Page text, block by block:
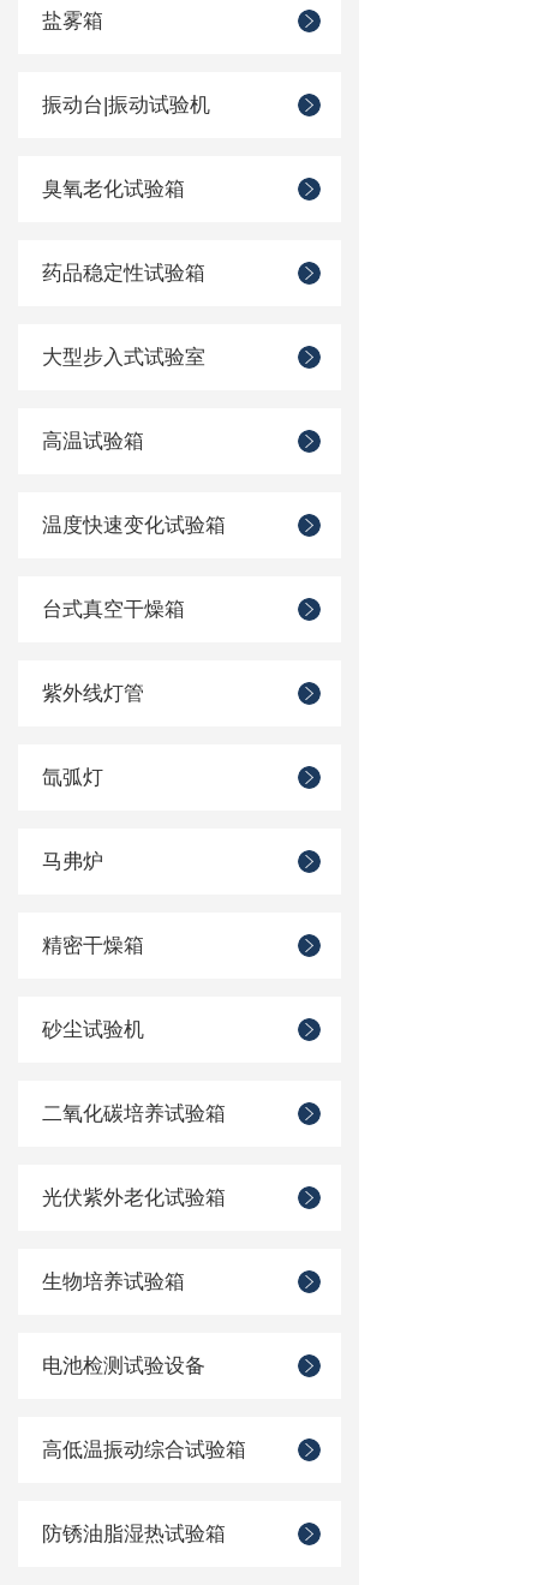
盐雾箱
振动台|振动试验机
臭氧老化试验箱
药品稳定性试验箱
大型步入式试验室
高温试验箱
温度快速变化试验箱
台式真空干燥箱
紫外线灯管
氙弧灯
马弗炉
精密干燥箱
砂尘试验机
二氧化碳培养试验箱
光伏紫外老化试验箱
生物培养试验箱
电池检测试验设备
高低温振动综合试验箱
防锈油脂湿热试验箱